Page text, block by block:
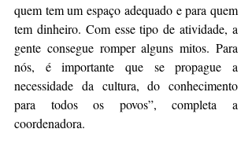
quem tem um espaço adequado e para quem
tem dinheiro. Com esse tipo de atividade, a
gente consegue romper alguns mitos. Para
nós, é importante que se propague a
necessidade da cultura, do conhecimento
para todos os povos”, completa a
coordenadora.